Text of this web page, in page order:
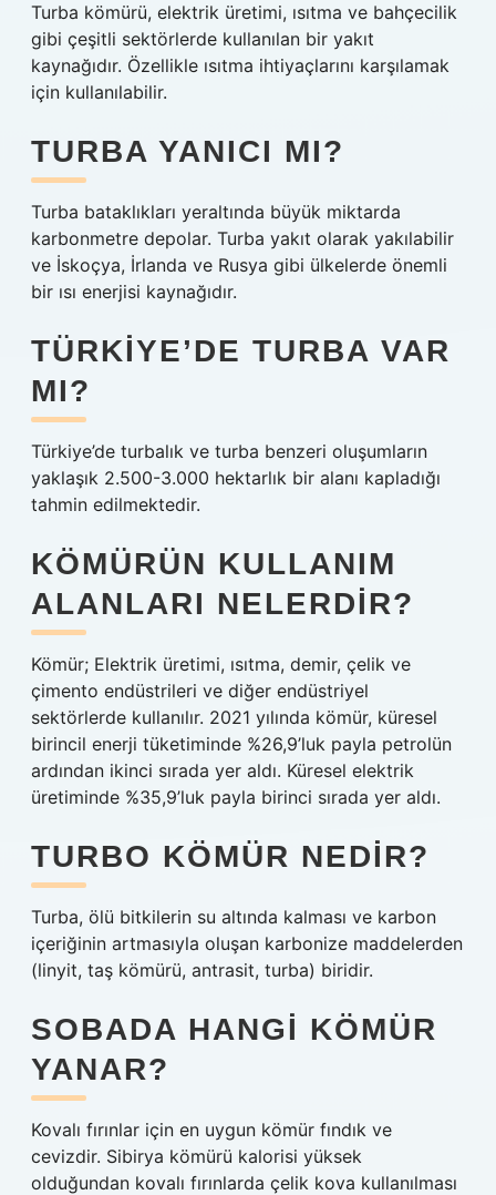
Turba kömürü, elektrik üretimi, ısıtma ve bahçecilik
gibi çeşitli sektörlerde kullanılan bir yakıt
kaynağıdır. Özellikle ısıtma ihtiyaçlarını karşılamak
için kullanılabilir.
TURBA YANICI MI?
Turba bataklıkları yeraltında büyük miktarda
karbonmetre depolar. Turba yakıt olarak yakılabilir
ve İskoçya, İrlanda ve Rusya gibi ülkelerde önemli
bir ısı enerjisi kaynağıdır.
TÜRKIYE’DE TURBA VAR
MI?
Türkiye’de turbalık ve turba benzeri oluşumların
yaklaşık 2.500-3.000 hektarlık bir alanı kapladığı
tahmin edilmektedir.
KÖMÜRÜN KULLANIM
ALANLARI NELERDIR?
Kömür; Elektrik üretimi, ısıtma, demir, çelik ve
çimento endüstrileri ve diğer endüstriyel
sektörlerde kullanılır. 2021 yılında kömür, küresel
birincil enerji tüketiminde %26,9’luk payla petrolün
ardından ikinci sırada yer aldı. Küresel elektrik
üretiminde %35,9’luk payla birinci sırada yer aldı.
TURBO KÖMÜR NEDIR?
Turba, ölü bitkilerin su altında kalması ve karbon
içeriğinin artmasıyla oluşan karbonize maddelerden
(linyit, taş kömürü, antrasit, turba) biridir.
SOBADA HANGI KÖMÜR
YANAR?
Kovalı fırınlar için en uygun kömür fındık ve
cevizdir. Sibirya kömürü kalorisi yüksek
olduğundan kovalı fırınlarda çelik kova kullanılması